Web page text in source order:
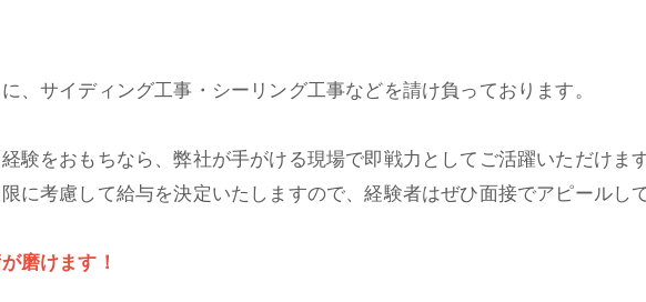
、サイディング工事・シーリング工事などを請け負っております。
験をおもちなら、弊社が手がける現場で即戦力としてご活躍いただけま
に考慮して給与を決定いたしますので、経験者はぜひ面接でアピールし
磨けます！